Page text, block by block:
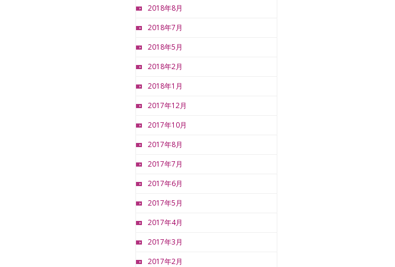
2018年8月
2018年7月
2018年5月
2018年2月
2018年1月
2017年12月
2017年10月
2017年8月
2017年7月
2017年6月
2017年5月
2017年4月
2017年3月
2017年2月